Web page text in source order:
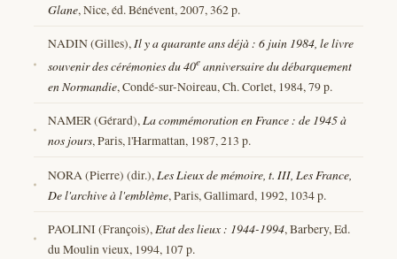
Glane, Nice, éd. Bénévent, 2007, 362 p.
NADIN (Gilles),Il y a quarante ans déjà : 6 juin 1984, le livre
souvenir des cérémonies du 40e anniversaire du débarquement
en Normandie, Condé-sur-Noireau, Ch. Corlet, 1984, 79 p.
NAMER (Gérard),La commémoration en France : de 1945 à
nos jours, Paris, l'Harmattan, 1987, 213 p.
NORA (Pierre) (dir.), Les Lieux de mémoire, t. III, Les France,
De l'archive à l'emblème, Paris, Gallimard, 1992, 1034 p.
PAOLINI (François),Etat des lieux : 1944-1994, Barbery, Ed.
du Moulin vieux, 1994, 107 p.